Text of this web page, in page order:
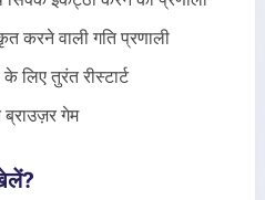
करने वाली गति प्रणाली
लिए तुरंत रीस्टार्ट
गेम